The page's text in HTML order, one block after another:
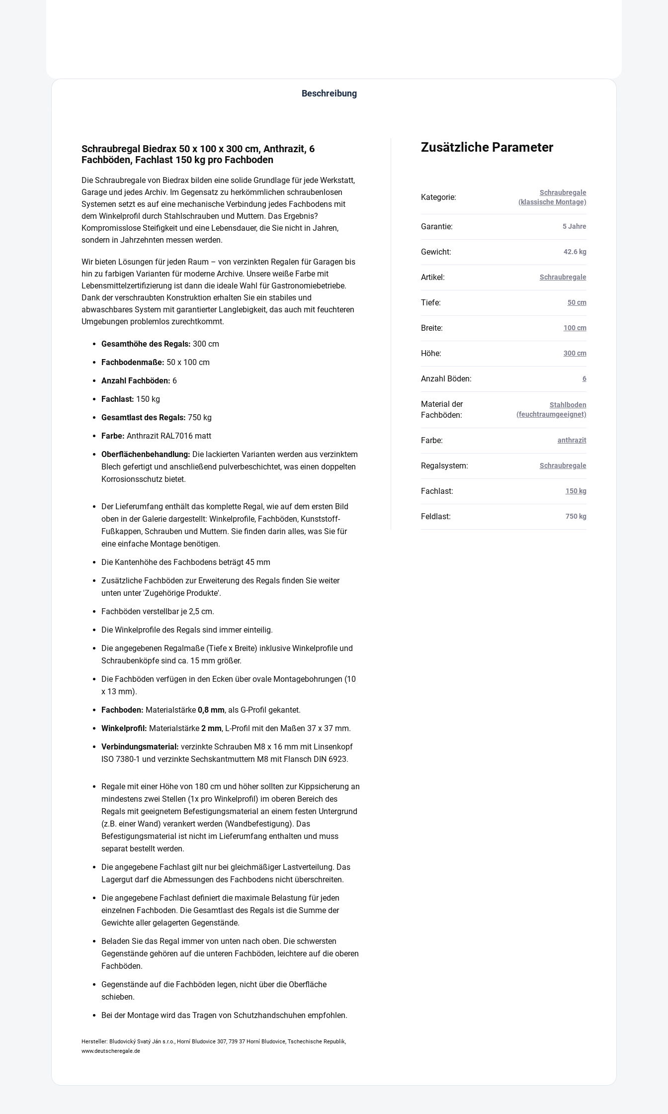
Beschreibung
Schraubregal Biedrax 50 x 100 x 300 cm, Anthrazit, 6
Fachböden, Fachlast 150 kg pro Fachboden
Die Schraubregale von Biedrax bilden eine solide Grundlage für jede Werkstatt,
Garage und jedes Archiv. Im Gegensatz zu herkömmlichen schraubenlosen
Systemen setzt es auf eine mechanische Verbindung jedes Fachbodens mit
dem Winkelprofil durch Stahlschrauben und Muttern. Das Ergebnis?
Kompromisslose Steifigkeit und eine Lebensdauer, die Sie nicht in Jahren,
sondern in Jahrzehnten messen werden.
Wir bieten Lösungen für jeden Raum – von verzinkten Regalen für Garagen bis
hin zu farbigen Varianten für moderne Archive. Unsere weiße Farbe mit
Lebensmittelzertifizierung ist dann die ideale Wahl für Gastronomiebetriebe.
Dank der verschraubten Konstruktion erhalten Sie ein stabiles und
abwaschbares System mit garantierter Langlebigkeit, das auch mit feuchteren
Umgebungen problemlos zurechtkommt.
Gesamthöhe des Regals: 300 cm
Fachbodenmaße: 50 x 100 cm
Anzahl Fachböden: 6
Fachlast: 150 kg
Gesamtlast des Regals: 750 kg
Farbe: Anthrazit RAL7016 matt
Oberflächenbehandlung: Die lackierten Varianten werden aus verzinktem
Blech gefertigt und anschließend pulverbeschichtet, was einen doppelten
Korrosionsschutz bietet.
Der Lieferumfang enthält das komplette Regal, wie auf dem ersten Bild
oben in der Galerie dargestellt: Winkelprofile, Fachböden, Kunststoff-
Fußkappen, Schrauben und Muttern. Sie finden darin alles, was Sie für
eine einfache Montage benötigen.
Die Kantenhöhe des Fachbodens beträgt 45 mm
Zusätzliche Fachböden zur Erweiterung des Regals finden Sie weiter
unten unter 'Zugehörige Produkte'.
Fachböden verstellbar je 2,5 cm.
Die Winkelprofile des Regals sind immer einteilig.
Die angegebenen Regalmaße (Tiefe x Breite) inklusive Winkelprofile und
Schraubenköpfe sind ca. 15 mm größer.
Die Fachböden verfügen in den Ecken über ovale Montagebohrungen (10
x 13 mm).
Fachboden: Materialstärke 0,8 mm, als G-Profil gekantet.
Winkelprofil: Materialstärke 2 mm, L-Profil mit den Maßen 37 x 37 mm.
Verbindungsmaterial: verzinkte Schrauben M8 x 16 mm mit Linsenkopf
ISO 7380-1 und verzinkte Sechskantmuttern M8 mit Flansch DIN 6923.
Regale mit einer Höhe von 180 cm und höher sollten zur Kippsicherung an
mindestens zwei Stellen (1x pro Winkelprofil) im oberen Bereich des
Regals mit geeignetem Befestigungsmaterial an einem festen Untergrund
(z.B. einer Wand) verankert werden (Wandbefestigung). Das
Befestigungsmaterial ist nicht im Lieferumfang enthalten und muss
separat bestellt werden.
Die angegebene Fachlast gilt nur bei gleichmäßiger Lastverteilung. Das
Lagergut darf die Abmessungen des Fachbodens nicht überschreiten.
Die angegebene Fachlast definiert die maximale Belastung für jeden
einzelnen Fachboden. Die Gesamtlast des Regals ist die Summe der
Gewichte aller gelagerten Gegenstände.
Beladen Sie das Regal immer von unten nach oben. Die schwersten
Gegenstände gehören auf die unteren Fachböden, leichtere auf die oberen
Fachböden.
Gegenstände auf die Fachböden legen, nicht über die Oberfläche
schieben.
Bei der Montage wird das Tragen von Schutzhandschuhen empfohlen.
Hersteller: Bludovický Svatý Ján s.r.o., Horní Bludovice 307, 739 37 Horní Bludovice, Tschechische Republik,
www.deutscheregale.de
Zusätzliche Parameter
Kategorie:
Schraubregale
(klassische Montage)
Garantie: 5 Jahre
Gewicht: 42.6 kg
Artikel: Schraubregale
Tiefe: 50 cm
Breite: 100 cm
Höhe: 300 cm
Anzahl Böden: 6
Material der
Fachböden:
Stahlboden
(feuchtraumgeeignet)
Farbe: anthrazit
Regalsystem: Schraubregale
Fachlast: 150 kg
Feldlast: 750 kg